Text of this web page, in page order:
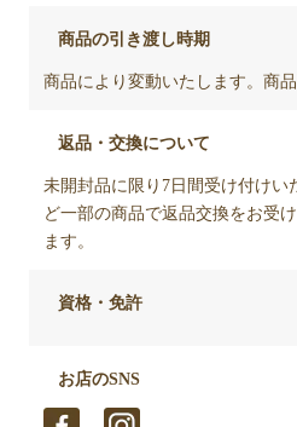
商品の引き渡し時期
商品により変動いたします。商
返品・交換について
未開封品に限り7日間受け付けい
ど一部の商品で返品交換をお受
ます。
資格・免許
お店のSNS